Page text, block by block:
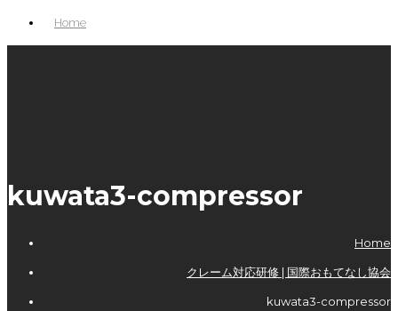
Home
kuwata3-compressor
Home
クレーム対応研修 | 国際おもてなし協会
kuwata3-compressor